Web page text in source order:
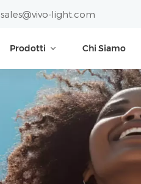
sales@vivo-light.com
Prodotti Chi Siamo